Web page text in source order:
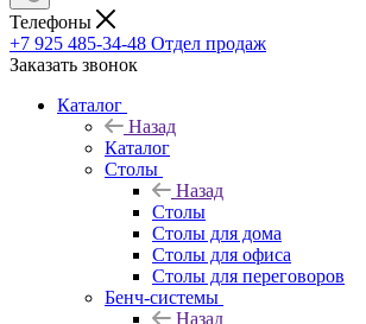
Телефоны
+7 925 485-34-48 Отдел продаж
Заказать звонок
Каталог
Назад
Каталог
Столы
Назад
Столы
Столы для дома
Столы для офиса
Столы для переговоров
Бенч-системы
Назад